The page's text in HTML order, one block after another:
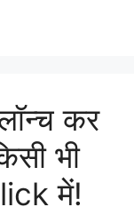
कर
भी
में!